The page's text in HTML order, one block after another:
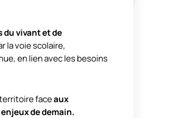
du vivant et de
la voie scolaire,
en lien avec les besoins
faceaux
de demain.